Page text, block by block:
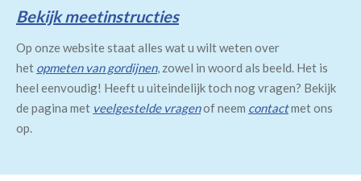
Bekijk meetinstructies
Op onze website staat alles wat u wilt weten over
het opmeten van gordijnen, zowel in woord als beeld. Het is
heel eenvoudig! Heeft u uiteindelijk toch nog vragen? Bekijk
de pagina met veelgestelde vragenof neem contactmet ons
op.